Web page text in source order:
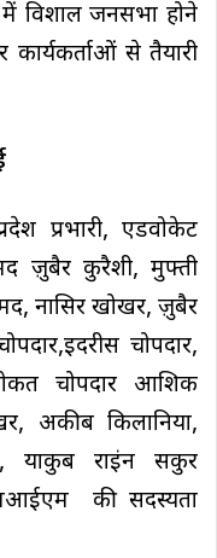
विशाल जनसभा होने
से तैयारी
प्रभारी, एडवोकेट
ज़ुबैर कुरैशी, मुफ्ती
नासिर खोखर, ज़ुबैर
चोपदार,
चोपदार आशिक
अकीब किलानिया,
याकुब राइंन सकुर
की सदस्यता